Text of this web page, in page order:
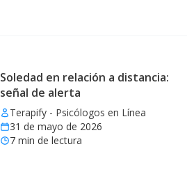
Soledad en relación a distancia:
señal de alerta
Terapify - Psicólogos en Línea
31 de mayo de 2026
7 min de lectura